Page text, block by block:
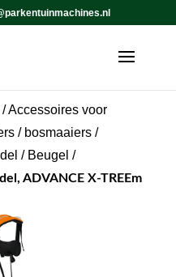
/Accessoires voor
/ bosmaaiers /
/ Beugel /
ADVANCE X-TREEm